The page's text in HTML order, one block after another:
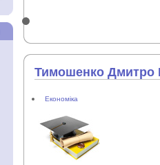
Тимошенко Дмитро
Економіка